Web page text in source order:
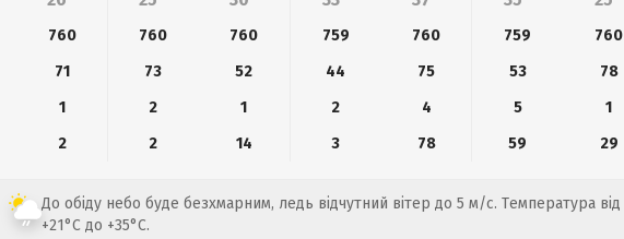
760 760 760 759 760 759
760
71 73 52 44 75 53
78
1 2 1 2 4 5
1
2 2 14 3 78 59 29
До обіду небо буде безхмарним, ледь відчутний вітер до 5 м/с. Температура від
+21°C до +35°C.